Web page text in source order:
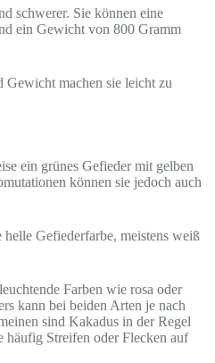
schwerer. Sie können eine
ein Gewicht von 800 Gramm
Gewicht machen sie leicht zu
ein grünes Gefieder mit gelben
können sie jedoch auch
Gefiederfarbe, meistens weiß
Farben wie rosa oder
kann bei beiden Arten je nach
sind Kakadus in der Regel
häufig Streifen oder Flecken auf